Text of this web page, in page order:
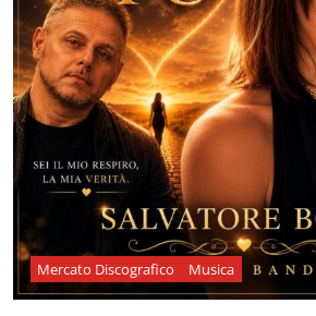
Mercato Discografico Musica